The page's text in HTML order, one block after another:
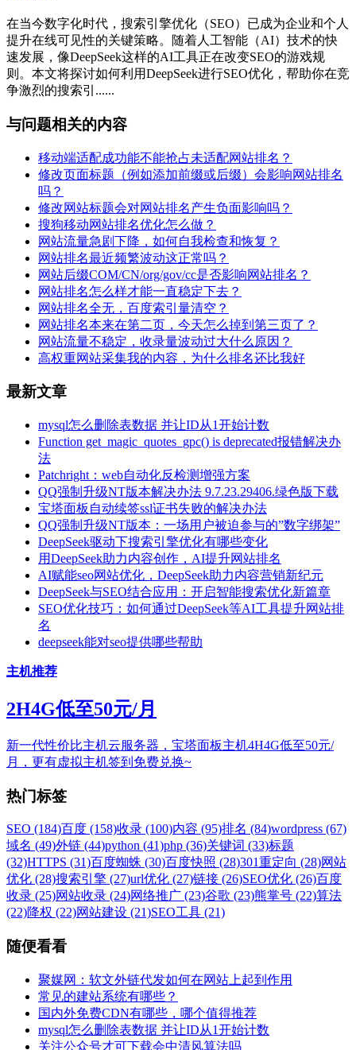
在当今数字化时代，搜索引擎优化（SEO）已成为企业和个人
提升在线可见性的关键策略。随着人工智能（AI）技术的快
速发展，像DeepSeek这样的AI工具正在改变SEO的游戏规
则。本文将探讨如何利用DeepSeek进行SEO优化，帮助你在竞
争激烈的搜索引......
与问题相关的内容
移动端适配成功能不能抢占未适配网站排名？
修改页面标题（例如添加前缀或后缀）会影响网站排名
吗？
修改网站标题会对网站排名产生负面影响吗？
搜狗移动网站排名优化怎么做？
网站流量急剧下降，如何自我检查和恢复？
网站排名最近频繁波动这正常吗？
网站后缀COM/CN/org/gov/cc是否影响网站排名？
网站排名怎么样才能一直稳定下去？
网站排名全无，百度索引量清空？
网站排名本来在第二页，今天怎么掉到第三页了？
网站流量不稳定，收录量波动过大什么原因？
高权重网站采集我的内容，为什么排名还比我好
最新文章
mysql怎么删除表数据 并让ID从1开始计数
Function get_magic_quotes_gpc() is deprecated报错解决办
法
Patchright：web自动化反检测增强方案
QQ强制升级NT版本解决办法 9.7.23.29406.绿色版下载
宝塔面板自动续签ssl证书失败的解决办法
QQ强制升级NT版本：一场用户被迫参与的”数字绑架”
DeepSeek驱动下搜索引擎优化有哪些变化
用DeepSeek助力内容创作，AI提升网站排名
AI赋能seo网站优化，DeepSeek助力内容营销新纪元
DeepSeek与SEO结合应用：开启智能搜索优化新篇章
SEO优化技巧：如何通过DeepSeek等AI工具提升网站排
名
deepseek能对seo提供哪些帮助
主机推荐
2H4G低至50元/月
新一代性价比主机云服务器，宝塔面板主机4H4G低至50元/
月，更有虚拟主机签到免费兑换~
热门标签
SEO (184)百度 (158)收录 (100)内容 (95)排名 (84)wordpress (67)
域名 (49)外链 (44)python (41)php (36)关键词 (33)标题
(32)HTTPS (31)百度蜘蛛 (30)百度快照 (28)301重定向 (28)网站
优化 (28)搜索引擎 (27)url优化 (27)链接 (26)SEO优化 (26)百度
收录 (25)网站收录 (24)网络推广 (23)谷歌 (23)熊掌号 (22)算法
(22)降权 (22)网站建设 (21)SEO工具 (21)
随便看看
聚媒网：软文外链代发如何在网站上起到作用
常见的建站系统有哪些？
国内外免费CDN有哪些，哪个值得推荐
mysql怎么删除表数据 并让ID从1开始计数
关注公众号才可下载会中清风算法吗